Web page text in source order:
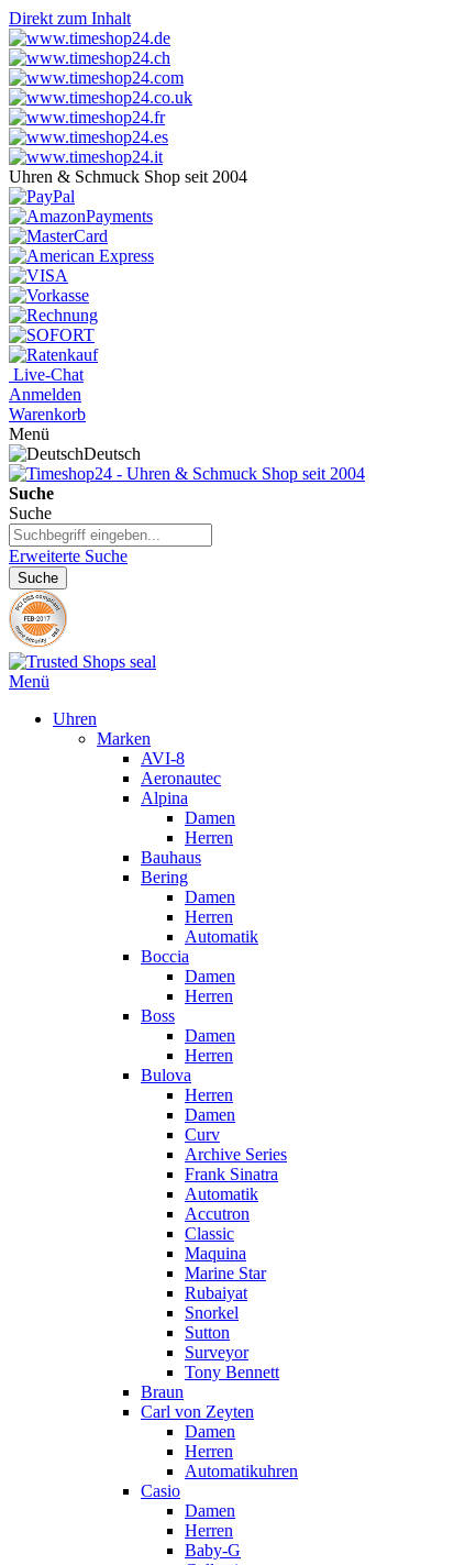
Direkt zum Inhalt
Uhren & Schmuck Shop seit 2004
Live-Chat
Anmelden
Warenkorb
Menü
Deutsch
Suche
Suche
Erweiterte Suche
Suche
Menü
Uhren
Marken
AVI-8
Aeronautec
Alpina
Damen
Herren
Bauhaus
Bering
Damen
Herren
Automatik
Boccia
Damen
Herren
Boss
Damen
Herren
Bulova
Herren
Damen
Curv
Archive Series
Frank Sinatra
Automatik
Accutron
Classic
Maquina
Marine Star
Rubaiyat
Snorkel
Sutton
Surveyor
Tony Bennett
Braun
Carl von Zeyten
Damen
Herren
Automatikuhren
Casio
Damen
Herren
Baby-G